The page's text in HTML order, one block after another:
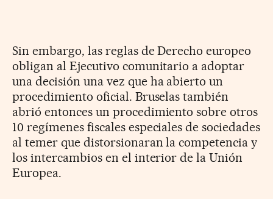
Sin embargo, las reglas de Derecho europeo
obligan al Ejecutivo comunitario a adoptar
una decisión una vez que ha abierto un
procedimiento oficial. Bruselas también
abrió entonces un procedimiento sobre otros
10 regímenes fiscales especiales de sociedades
al temer que distorsionaran la competencia y
los intercambios en el interior de la Unión
Europea.